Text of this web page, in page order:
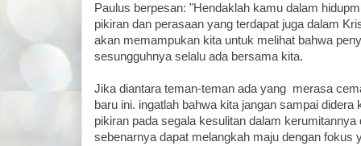
Paulus berpesan: "Hendaklah kamu dalam
pikiran dan perasaan yang terdapat juga dalam
akan memampukan kita untuk melihat bahwa
sesungguhnya selalu ada bersama kita.
Jika diantara teman-teman ada yang merasa
baru ini. ingatlah bahwa kita jangan sampai didera
pikiran pada segala kesulitan dalam kerumitannya
sebenarnya dapat melangkah maju dengan fokus